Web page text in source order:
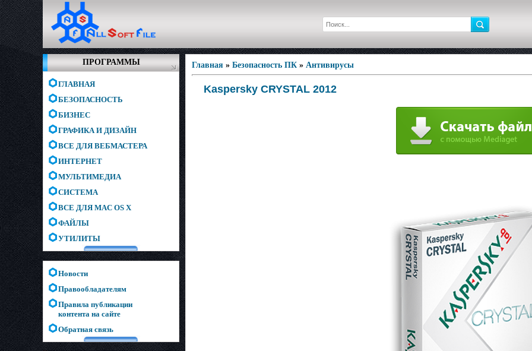
ПРОГРАММЫ
ГЛАВНАЯ
БЕЗОПАСНОСТЬ
БИЗНЕС
ГРАФИКА И ДИЗАЙН
ВСЕ ДЛЯ ВЕБМАСТЕРА
ИНТЕРНЕТ
МУЛЬТИМЕДИА
СИСТЕМА
ВСЕ ДЛЯ MAC OS X
ФАЙЛЫ
УТИЛИТЫ
Новости
Правообладателям
Правила публикации
контента на сайте
Обратная связь
Главная » Безопасность ПК » Антивирусы
Kaspersky CRYSTAL 2012